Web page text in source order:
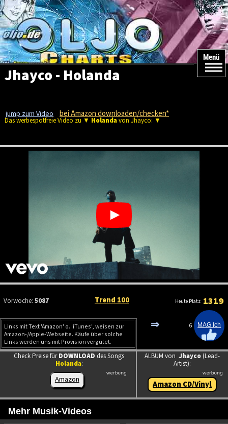
#REF! #REF!#REF! #REF! #REF!
Menü
Jhayco - Holanda
jump zum Video bei Amazon downloaden/checken*
Das werbespotfreie Video zu ▼ Holandavon Jhayco: ▼
Vorwoche: 5087 Trend 100 Heute Platz 1319
Links mit Text 'Amazon' o. 'iTunes', weisen zur
Amazon-/Apple-Webseite. Käufe über solche
Links werden uns mit Provision vergütet.
⇒ 6
Check Preise fürDOWNLOAD des Songs
Holanda:
Amazon
ALBUM von Jhayco (Lead-
Artist):
Amazon CD/Vinyl
Mehr Musik-Videos